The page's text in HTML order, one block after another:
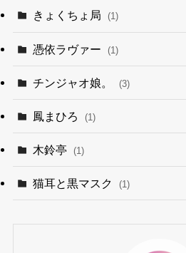
きょくちょ局 (1)
憑依ラヴァー (1)
チンジャオ娘。 (3)
鳳まひろ (1)
木鈴亭 (1)
猫耳と黒マスク (1)